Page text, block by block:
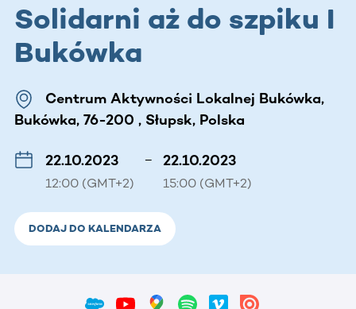
Solidarni aż do szpiku I
Bukówka
Centrum Aktywności Lokalnej Bukówka,
Bukówka, 76-200 , Słupsk, Polska
22.10.2023
12:00 (GMT+2)
– 22.10.2023
15:00 (GMT+2)
DODAJ DO KALENDARZA